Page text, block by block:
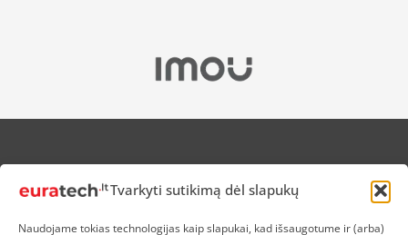
Tvarkyti sutikimą dėl slapukų
Naudojame tokias technologijas kaip slapukai, kad išsaugotume ir (arba)
APIE MUS
NUOLAIDOS HEROJAMS